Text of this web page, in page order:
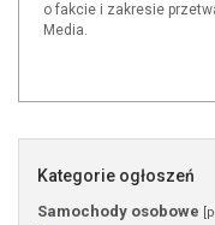
o fakcie i zakresie
Media.
Kategorie ogłoszeń
Samochody osobowe